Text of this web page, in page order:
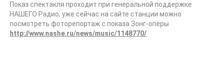
Показ спектакля проходит при генеральной поддержке
НАШЕГО Радио, уже сейчас на сайте станции можно
посмотреть фоторепортаж с показа Зонг-оперы
http://www.nashe.ru/news/music/1148770/